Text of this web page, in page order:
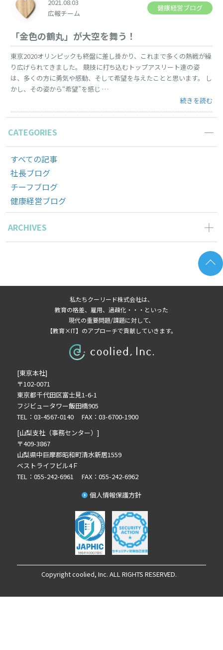
2021.08.03
広報チーム
健康経営ブログ
「金色の鶴丸」が大空を舞う！
東京2020オリンピックも終盤に差し掛かり、これまで多くの熱戦が繰
り広げられてきました。 競技に打ち込むトップアスリート達の姿
は、多くの方に勇気や感動、そして希望を与えたことと思います。 し
かし、その姿から“希望”を感じ …
“「金色の鶴
続きを読む
CATEGORIES
すべての記事
社長ブログ
チーフブログ
健康経営ブログ
ARCHIVES
2025年8月の記事一覧(1)
2025年6月の記事一覧(1)
2025年4月の記事一覧(1)
2025年3月の記事一覧(1)
2025年2月の記事一覧(1)
2024年9月の記事一覧(1)
2024年6月の記事一覧(1)
2024年5月の記事一覧(2)
2024年3月の記事一覧(2)
2023年10月の記事一覧(1)
2023年3月の記事一覧(2)
2022年12月の記事一覧(1)
2022年8月の記事一覧(1)
2022年5月の記事一覧(1)
2022年4月の記事一覧(1)
2022年3月の記事一覧(1)
2022年2月の記事一覧(1)
2022年1月の記事一覧(1)
2021年12月の記事一覧(1)
2021年9月の記事一覧(1)
私たちクーリード株式会社は、
教育の格差、雇用、過疎化・・・といった
現代の重要問題/課題に対して、
【教育×IT】のアプローチで貢献していきます。
[東京本社]
〒102-0071
東京都千代田区富士見1-6-1
フジビュータワー飯田橋905
TEL：03-4567-0140 FAX：03-6700-1900
[山梨支社（事務センター）]
〒409-3867
山梨県中巨摩郡昭和町清水新居1559
ベストライフビル4Ｆ
TEL：055-242-6961 FAX：055-242-6962
個人情報保護方針
Copyright coolied, Inc. ALL RIGHTS RESERVED.